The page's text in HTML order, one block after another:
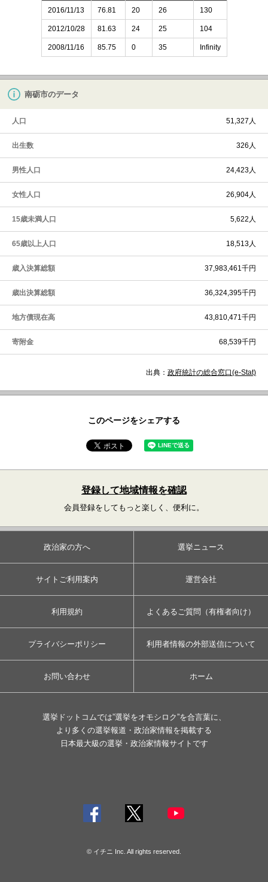
2016/11/13 76.81 20 26 130
2012/10/28 81.63 24 25 104
2008/11/16 85.75 0 35 Infinity
南砺市のデータ
人口 51,327人
出生数 326人
男性人口 24,423人
女性人口 26,904人
15歳未満人口 5,622人
65歳以上人口 18,513人
歳入決算総額 37,983,461千円
歳出決算総額 36,324,395千円
地方債現在高 43,810,471千円
寄附金 68,539千円
出典： 政府統計の総合窓口(e-Stat)
このページをシェアする
登録して地域情報を確認
会員登録をしてもっと楽しく、便利に。
政治家の方へ 選挙ニュース
サイトご利用案内 運営会社
利用規約 よくあるご質問（有権者向け）
プライバシーポリシー 利用者情報の外部送信について
お問い合わせ ホーム
選挙ドットコムでは”選挙をオモシロク”を合言葉に、
より多くの選挙報道・政治家情報を掲載する
日本最大級の選挙・政治家情報サイトです
© イチニ Inc. All rights reserved.